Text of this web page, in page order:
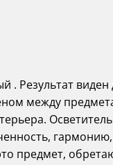
. Результат
между
гармонию,
предмет,